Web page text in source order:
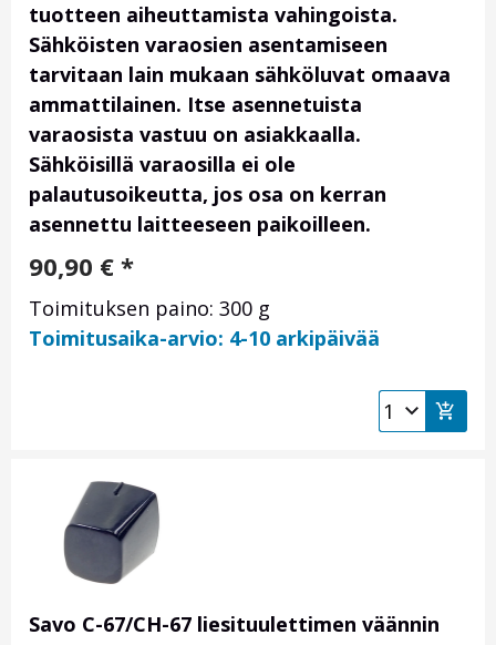
tuotteen aiheuttamista vahingoista.
Sähköisten varaosien asentamiseen
tarvitaan lain mukaan sähköluvat omaava
ammattilainen. Itse asennetuista
varaosista vastuu on asiakkaalla.
Sähköisillä varaosilla ei ole
palautusoikeutta, jos osa on kerran
asennettu laitteeseen paikoilleen.
90,90 € *
Toimituksen paino: 300 g
Toimitusaika-arvio: 4-10 arkipäivää
Savo C-67/CH-67 liesituulettimen väännin